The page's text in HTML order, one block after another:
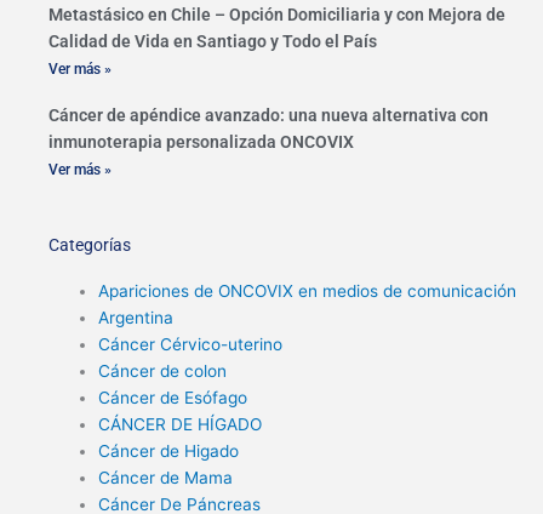
Metastásico en Chile – Opción Domiciliaria y con Mejora de
Calidad de Vida en Santiago y Todo el País
Ver más »
Cáncer de apéndice avanzado: una nueva alternativa con
inmunoterapia personalizada ONCOVIX
Ver más »
Categorías
Apariciones de ONCOVIX en medios de comunicación
Argentina
Cáncer Cérvico-uterino
Cáncer de colon
Cáncer de Esófago
CÁNCER DE HÍGADO
Cáncer de Higado
Cáncer de Mama
Cáncer De Páncreas